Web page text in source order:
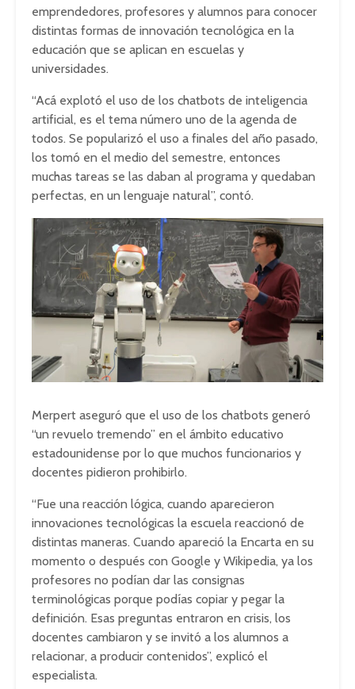
emprendedores, profesores y alumnos para conocer
distintas formas de innovación tecnológica en la
educación que se aplican en escuelas y
universidades.
“Acá explotó el uso de los chatbots de inteligencia
artificial, es el tema número uno de la agenda de
todos. Se popularizó el uso a finales del año pasado,
los tomó en el medio del semestre, entonces
muchas tareas se las daban al programa y quedaban
perfectas, en un lenguaje natural”, contó.
Merpert aseguró que el uso de los chatbots generó
“un revuelo tremendo” en el ámbito educativo
estadounidense por lo que muchos funcionarios y
docentes pidieron prohibirlo.
“Fue una reacción lógica, cuando aparecieron
innovaciones tecnológicas la escuela reaccionó de
distintas maneras. Cuando apareció la Encarta en su
momento o después con Google y Wikipedia, ya los
profesores no podían dar las consignas
terminológicas porque podías copiar y pegar la
definición. Esas preguntas entraron en crisis, los
docentes cambiaron y se invitó a los alumnos a
relacionar, a producir contenidos”, explicó el
especialista.